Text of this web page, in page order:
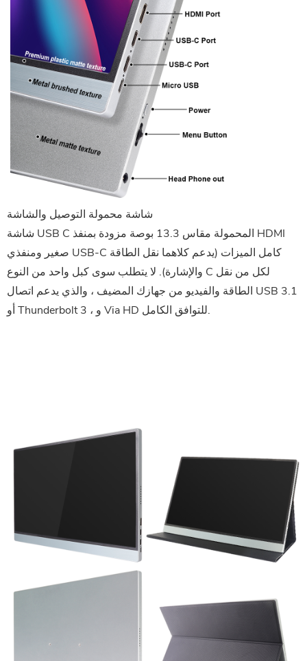
شاشة محمولة التوصيل والشاشة
شاشة USB C المحمولة مقاس 13.3 بوصة مزودة بمنفذ HDMI
صغير ومنفذي USB-C كامل الميزات (يدعم كلاهما نقل الطاقة
والإشارة). لا يتطلب سوى كبل واحد من النوع C لكل من نقل
الطاقة والفيديو من جهازك المضيف ، والذي يدعم اتصال USB 3.1
أو Thunderbolt 3 ، و Via HD للتوافق الكامل.